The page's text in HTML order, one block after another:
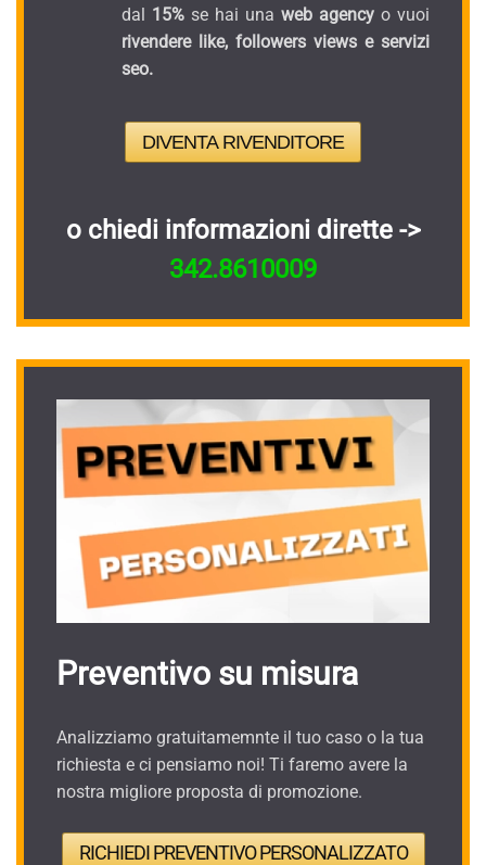
dal 15% se hai una web agency o vuoi
rivendere like, followers views e servizi
seo.
DIVENTA RIVENDITORE
o chiedi informazioni dirette ->
342.8610009
Preventivo su misura
Analizziamo gratuitamemnte il tuo caso o la tua
richiesta e ci pensiamo noi! Ti faremo avere la
nostra migliore proposta di promozione.
RICHIEDI PREVENTIVO PERSONALIZZATO